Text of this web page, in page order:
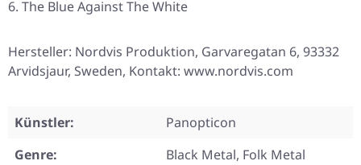
The Blue Against The White
Hersteller: Nordvis Produktion, Garvaregatan 6, 93332
Arvidsjaur, Sweden, Kontakt: www.nordvis.com
Künstler:
Panopticon
Genre:
Black Metal, Folk Metal